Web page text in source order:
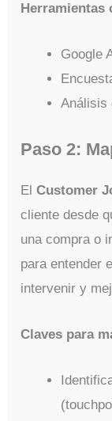
Herramientas
Google
Análisis
Paso 2:
ElCustomer
cliente desde
una compra o
para entender
intervenir y
Claves para